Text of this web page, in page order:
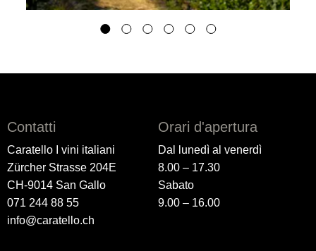
Contatti
Caratello I vini italiani
Zürcher Strasse 204E
CH-9014 San Gallo
071 244 88 55
info@caratello.ch
Orari d'apertura
Dal lunedì al venerdì
8.00 – 17.30
Sabato
9.00 – 16.00